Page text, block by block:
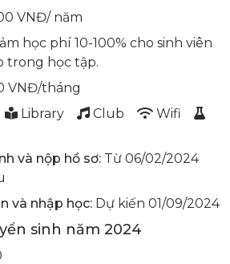
VNĐ/ năm
học phí 10-100% cho sinh viên
trong học tập.
VNĐ/tháng
Library Club
Wifi
và nộp hồ sơ: Từ 06/02/2024
và nhập học: Dự kiến 01/09/2024
sinh năm 2024